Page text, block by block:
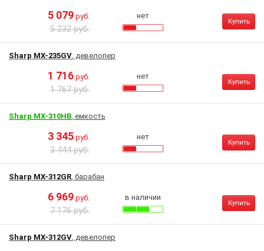
5 079 руб.
5 232 руб.
нет
Купить
Sharp MX-235GV, девелопер
1 716 руб.
1 767 руб.
нет
Купить
Sharp MX-310HB, емкость
3 345 руб.
3 444 руб.
нет
Купить
Sharp MX-312GR, барабан
6 969 руб.
7 176 руб.
в наличии
Купить
Sharp MX-312GV, девелопер